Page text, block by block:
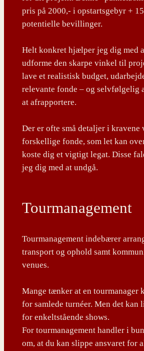
pris på 2000,- i opstartsgebyr +
potentielle bevillinger.
Helt konkret hjælper jeg dig med
udforme den skarpe vinkel til
lave et realistisk budget,
relevante fonde – og selvfølgelig
at afrapportere.
Der er ofte små detaljer i kravene
forskellige fonde, som let kan
koste dig et vigtigt legat. Disse
jeg dig med at undgå.
Tourmanagement
Tourmanagement indebærer
transport og ophold samt
venues.
Mange tænker at en tourmanager
for samlede turnéer. Men det kan
for enkeltstående shows.
For tourmanagement handler i
om, at du kan slippe ansvaret for